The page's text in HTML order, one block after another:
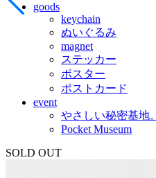
goods
keychain
ぬいぐるみ
magnet
ステッカー
ポスター
ポストカード
event
やさしい秘密基地。
Pocket Museum
SOLD OUT